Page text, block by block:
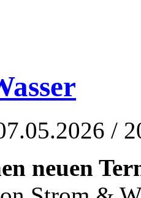
/
neuen